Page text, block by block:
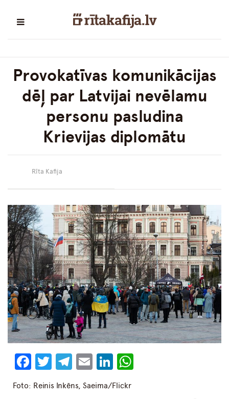
Provokatīvas komunikācijas
dēļ par Latvijai nevēlamu
personu pasludina
Krievijas diplomātu
Rīta Kafija
Facebook
Twitter
Telegram
EmailLinkedIn
Foto: Reinis Inkēns, Saeima/Flickr